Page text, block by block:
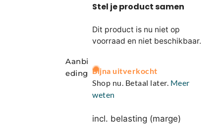
Aanbi
eding
Dit product is nu niet op
voorraad en niet beschikbaar.
A
l
t
r
Bijna uitverkocht
Shop nu. Betaal later. Meer
weten
incl. belasting (marge)